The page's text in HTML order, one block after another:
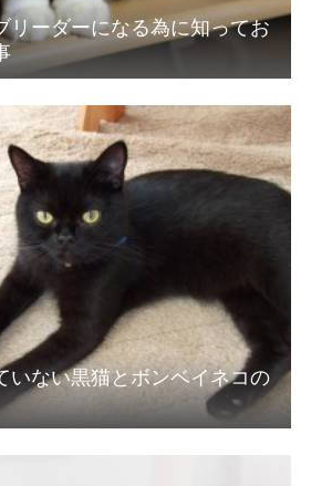
リーダーになる為に知ってお
いない黒猫とボンベイネコの